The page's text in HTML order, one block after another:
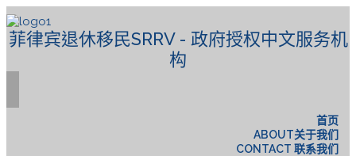
菲律宾退休移民SRRV - 政府授权中文服务机
构
首页
ABOUT关于我们
CONTACT 联系我们